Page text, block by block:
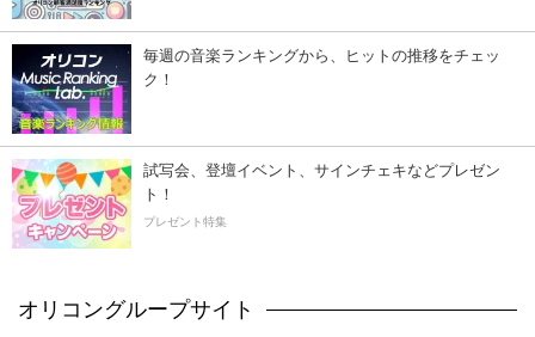
毎週の音楽ランキングから、ヒットの推移をチェッ
ク！
試写会、登壇イベント、サインチェキなどプレゼン
ト！
プレゼント特集
オリコングループサイト